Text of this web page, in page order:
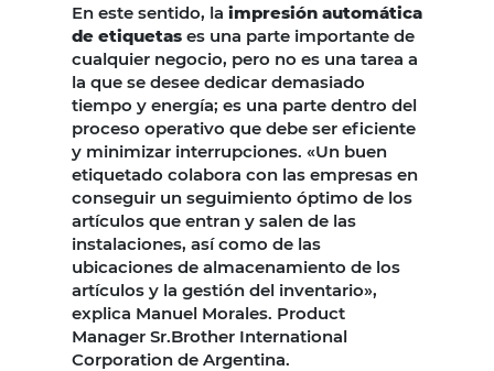
En este sentido, la impresión automática
de etiquetas es una parte importante de
cualquier negocio, pero no es una tarea a
la que se desee dedicar demasiado
tiempo y energía; es una parte dentro del
proceso operativo que debe ser eficiente
y minimizar interrupciones. «Un buen
etiquetado colabora con las empresas en
conseguir un seguimiento óptimo de los
artículos que entran y salen de las
instalaciones, así como de las
ubicaciones de almacenamiento de los
artículos y la gestión del inventario»,
explica Manuel Morales. Product
Manager Sr.Brother International
Corporation de Argentina.